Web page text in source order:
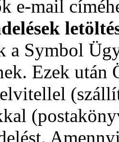
e-mail
a Symbol
Ezek után